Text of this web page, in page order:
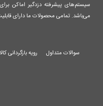
سیستم‌های پیشرفته دزدگیر اماکن
می‌باشد. تمامی محصولات ما دارای
سوالات متداول رویه بازگردانی کالا